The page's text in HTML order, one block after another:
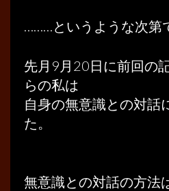
………というような次第
先月9月20日に前回の
らの私は
自身の無意識との対話
た。
無意識との対話の方法